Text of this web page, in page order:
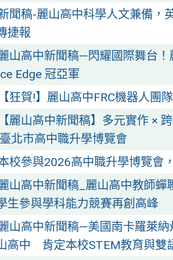
聞稿-麗山高中科學人文兼備，
捷報
山高中新聞稿—閃耀國際舞台
Edge 冠亞軍
【狂賀!】麗山高中FRC機器人團
【麗山高中新聞稿】多元實作 ×
北市高中職升學博覽會
校參與2026高中職升學博覽會
山高中新聞稿_麗山高中教師蟬
生參與學科能力競賽再創高峰
山高中新聞稿—美國南卡羅萊
高中 肯定本校STEM教育與雙